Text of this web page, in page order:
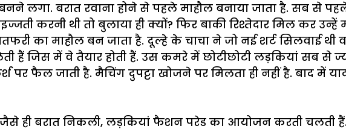
लगा. बरात रवाना होने से पहले माहौल बनाया जाता है. सब से
करनी थी तो बुलाया ही क्यों? फिर बाकी रिश्तेदार मिल कर उन्हें
का माहौल बन जाता है. दूल्हे के चाचा ने जो नई शर्ट सिलवाई थी
जिस में वे तैयार होती हैं. उस कमरे में छोटीछोटी लड़कियां सब से
पर फैल जाती है. मैचिंग दुपट्टा खोजने पर मिलता ही नहीं है. बाद में
ही बरात निकली, लड़कियां फैशन परेड का आयोजन करती चलती